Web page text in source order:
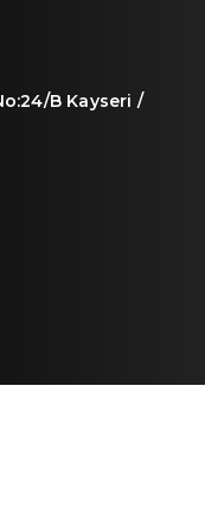
B Kayseri /